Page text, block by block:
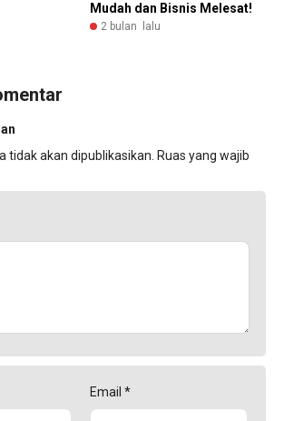
Mudah dan Bisnis Melesat!
2 bulan lalu
tidak akan dipublikasikan. Ruas yang wajib
Email *